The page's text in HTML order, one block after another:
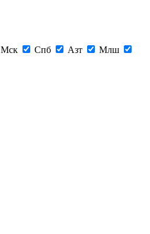
Мск Спб Азт
Млш